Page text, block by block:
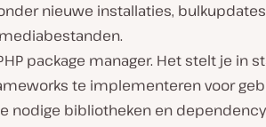
nieuwe installaties,
package manager. Het stelt je in
te implementeren voor
nodige bibliotheken en